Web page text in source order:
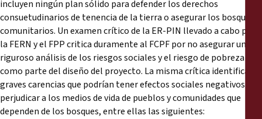
incluyen ningún plan sólido para defender los derechos
consuetudinarios de tenencia de la tierra o asegurar los bosques
comunitarios. Un examen crítico de la ER-PIN llevado a cabo por
la FERN y el FPP critica duramente al FCPF por no asegurar un
riguroso análisis de los riesgos sociales y el riesgo de pobreza
como parte del diseño del proyecto. La misma crítica identifica
graves carencias que podrían tener efectos sociales negativos y
perjudicar a los medios de vida de pueblos y comunidades que
dependen de los bosques, entre ellas las siguientes: